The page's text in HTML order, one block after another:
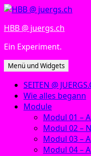
Zum
springen
HBB @ juergs.ch
Ein Experiment.
Menü und Widgets
SEITEN @
Wie alles begann
Module
Modul 01 –
Modul 02 –
Modul 03 –
Modul 04 –